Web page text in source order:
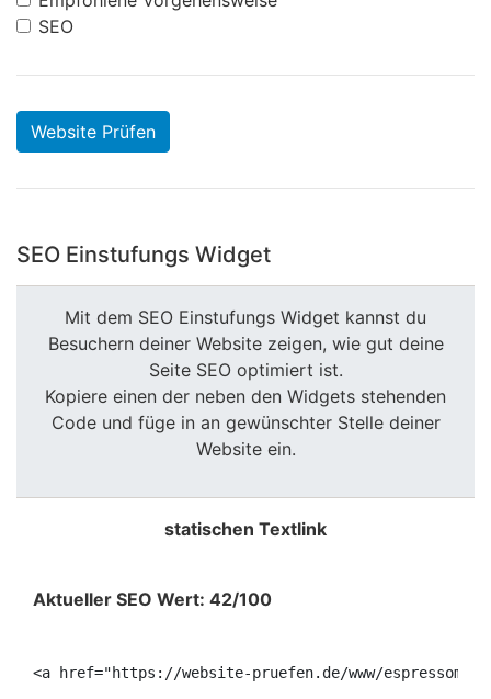
SEO
Website Prüfen
SEO Einstufungs Widget
Mit dem SEO Einstufungs Widget kannst du
Besuchern deiner Website zeigen, wie gut deine
Seite SEO optimiert ist.
Kopiere einen der neben den Widgets stehenden
Code und füge in an gewünschter Stelle deiner
Website ein.
statischen Textlink
Aktueller SEO Wert: 42/100
<a href="https://website-pruefen.de/www/